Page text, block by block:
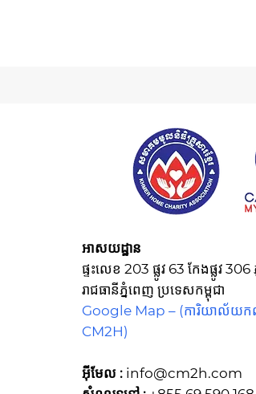
អាសយដ្ឋាន
ផ្ទះលេខ 203 ផ្លូវ 63 កែងផ្លូវ
រាជធានីភ្នំពេញ ប្រទេសកម្ពុជា
Google Map –(ការិយាល័យក
CM2H)
អ៊ីមែល : info@cm2h.com